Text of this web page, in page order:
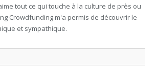
tout ce qui touche à la culture de près ou
Crowdfunding m'a permis de découvrir le
et sympathique.